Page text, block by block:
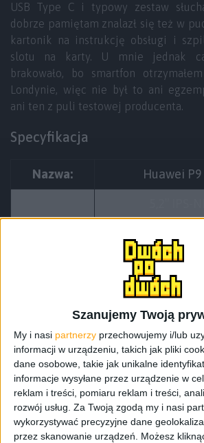
Szanujemy Twoją
My i nasi partnerzy przechowujemy i/lub
informacji w urządzeniu, takich jak pliki
dane osobowe, takie jak unikalne
informacje wysyłane przez urządzenie w
reklam i treści, pomiaru reklam i treści,
rozwój usług. Za Twoją zgodą my i nasi
wykorzystywać precyzyjne dane
przez skanowanie urządzeń. Możesz
USB Type C i typowy zestaw
dobrze pamiętam znalazł się też w
kartonik na instrukcję obsługi i
slotu na karty. U mnie jednak
brakowało, bo smartfon
Londynie, więc nie był to ani
ani ten z puli testowej producenta.
Specyfikacja
Nazwa: Huawei P9
Ekran:
FullHD 1920 x
HiSilicon
8 rdzeni do
ARM
RAM: 3 GB
Bateria: Li-Po
Pamięć
wbudowana:
32